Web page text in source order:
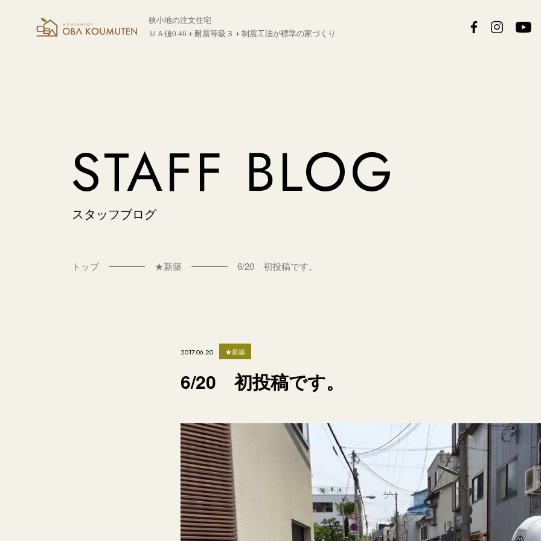
狭小地の注文住宅
ＵＡ値0.46＋耐震等級３＋制震工法が標準の家づくり
STAFF BLOG
スタッフブログ
トップ ★新築 6/20 初投稿です。
2017.06.20 ★新築
6/20 初投稿です。